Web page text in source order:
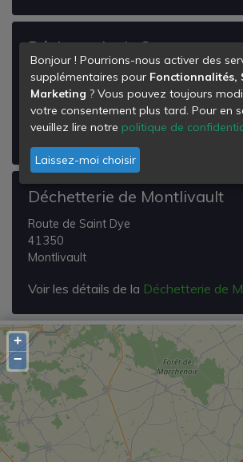
Déchetterie de Suevres
Lieu-dit les Gribouzys
41500
Suèvres
Voir les détails de la Déchetterie de
Déchetterie de Montlivault
Route de Saint Dye
41350
Montlivault
Voir les détails de la Déchetterie de
+
−
Bonjour ! Pourrions-nous activer des
supplémentaires pour Fonctionnalités,
Marketing ? Vous pouvez toujours
votre consentement plus tard. Pour en
veuillez lire notre politique de
Laissez-moi choisir